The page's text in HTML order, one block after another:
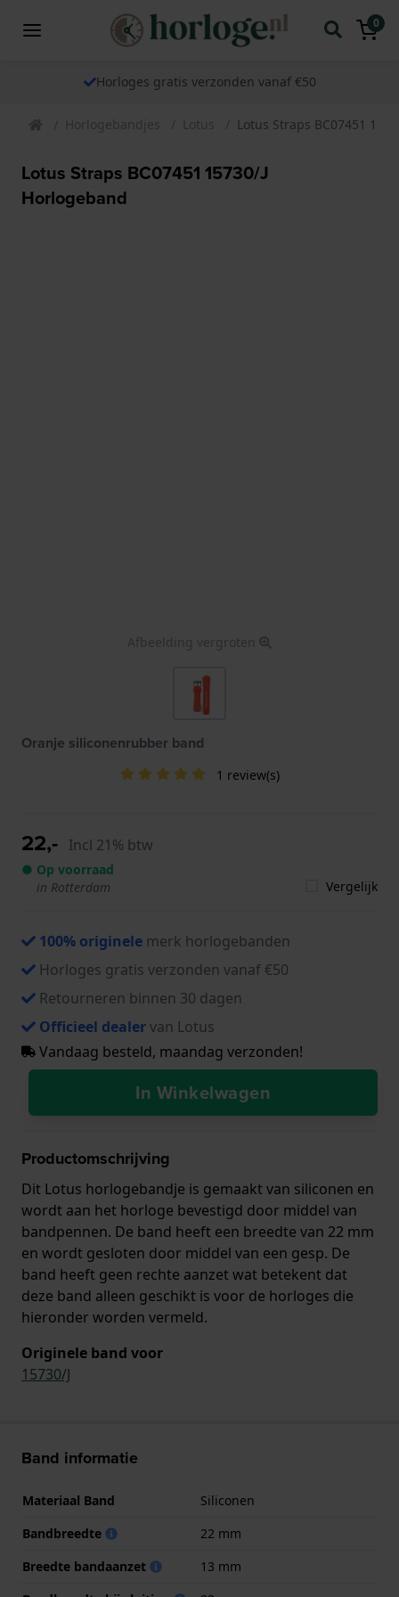
0
Horloges gratis verzonden vanaf €50
Horlogebandjes Lotus Lotus Straps BC07451
Lotus Straps BC07451 15730/J
Horlogeband
Afbeelding vergroten
Oranje siliconenrubber band
1 review(s)
22,- Incl 21% btw
● Op voorraad
in Rotterdam
Vergelijk
100% originele merk horlogebanden
Horloges gratis verzonden vanaf €50
Retourneren binnen 30 dagen
Officieel dealervan Lotus
Vandaag besteld, maandag verzonden!
In Winkelwagen
Productomschrijving
Dit Lotus horlogebandje is gemaakt van siliconen en
wordt aan het horloge bevestigd door middel van
bandpennen. De band heeft een breedte van 22 mm
en wordt gesloten door middel van een gesp. De
band heeft geen rechte aanzet wat betekent dat
deze band alleen geschikt is voor de horloges die
hieronder worden vermeld.
Originele band voor
15730/J
Band informatie
Materiaal Band
Siliconen
Bandbreedte
22 mm
Breedte bandaanzet
13 mm